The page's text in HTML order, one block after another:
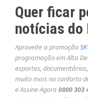
Quer ficar
notícias do
Aproveite a promoção
programação em Alta
esportes,
muito mais no conforto
e Assine Agora 0800 303